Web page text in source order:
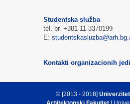
Studentska služba
tel. br. +381 11 3370199
E:
Kontakti organizacionih
© [2013 - 2018]